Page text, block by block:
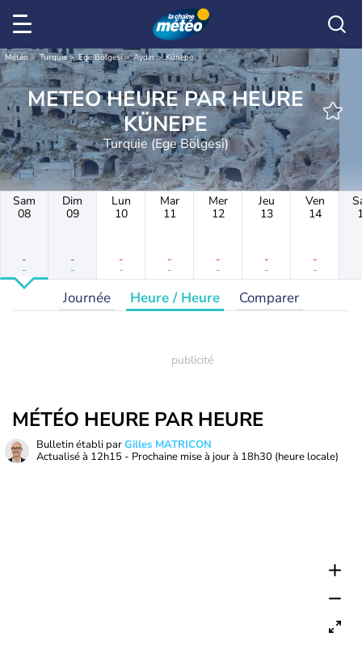
Météo Turquie Ege Bölgesi Aydın Künepe
METEO HEURE PAR HEURE
KÜNEPE
Turquie (Ege Bölgesi)
Sam
08
-
-
Dim
09
-
-
Lun
10
-
-
Mar
11
-
-
Mer
12
-
-
Jeu
13
-
-
Ven
14
-
-
Journée Heure / Heure Comparer
MÉTÉO HEURE PAR HEURE
Bulletin établi parGilles MATRICON
Actualisé à 12h15 - Prochaine mise à jour à 18h30 (heure locale)